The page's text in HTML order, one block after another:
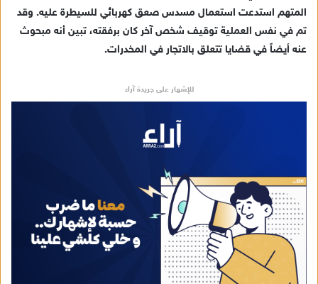
المتهم استدعت استعمال مسدس صعق كهربائي للسيطرة عليه. وقد
تم في نفس العملية توقيف شخص آخر كان برفقته، تبين أنه مبحوث
عنه أيضاً في قضايا تتعلق بالاتجار في المخدرات.
للإشهار على جريدة آراء